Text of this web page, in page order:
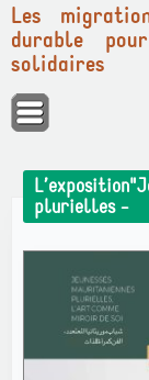
Panneau de gestion
Les
durable
solidaires
plurielles -